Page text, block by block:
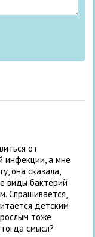
от
инфекции, а мне
она сказала,
виды бактерий
Спрашивается,
детским
тоже
смысл?